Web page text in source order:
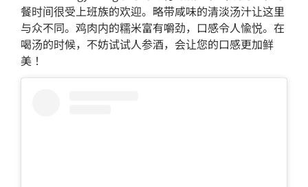
餐时间很受上班族的欢迎。略带咸味的清淡汤汁让这里
与众不同。鸡肉内的糯米富有嚼劲，口感令人愉悦。在
喝汤的时候，不妨试试人参酒，会让您的口感更加鲜
美！